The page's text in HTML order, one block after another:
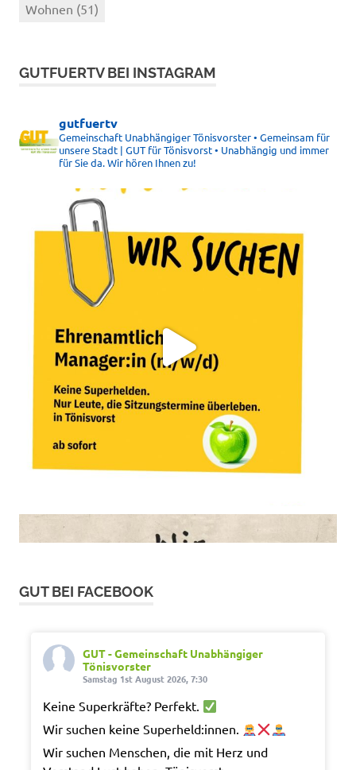
Wohnen (51)
GUTFUERTV BEI INSTAGRAM
gutfuertv
Gemeinschaft Unabhängiger Tönisvorster • Gemeinsam für
unsere Stadt | GUT für Tönisvorst • Unabhängig und immer
für Sie da. Wir hören Ihnen zu!
GUT BEI FACEBOOK
GUT - Gemeinschaft Unabhängiger
Tönisvorster
Samstag 1st August 2026, 7:30
Keine Superkräfte? Perfekt.
Wir suchen keine Superheld:innen.
Wir suchen Menschen, die mit Herz und